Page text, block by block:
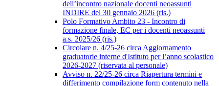
dell’incontro nazionale docenti neoassunti
INDIRE del 30 gennaio 2026 (ris.)
Polo Formativo Ambito 23 - Incontro di
formazione finale, EC per i docenti neoassunti
a.s. 2025/26 (ris.)
Circolare n. 4/25-26 circa Aggiornamento
graduatorie interne d'Istituto per l’anno scolastico
2026-2027 (riservata al personale)
Avviso n. 22/25-26 circa Riapertura termini e
differimento compilazione form contenuto nella